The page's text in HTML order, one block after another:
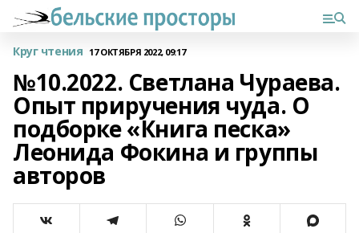
Круг чтения 17 ОКТЯБРЯ 2022, 09:17
№10.2022. Светлана Чураева.
Опыт приручения чуда. О
подборке «Книга песка»
Леонида Фокина и группы
авторов